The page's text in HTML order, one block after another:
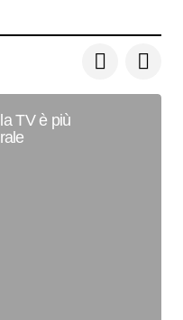
TV è più